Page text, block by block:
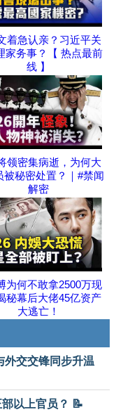
着急认亲？习近平关
家务事？【 热点最前
线 】
领密集病逝，为何大
被秘密处置？｜#禁闻
解密
为何不敢拿2500万现
秘幕后大佬45亿资产
大逃亡！
外交交锋同步升温
以上官员？ 📝